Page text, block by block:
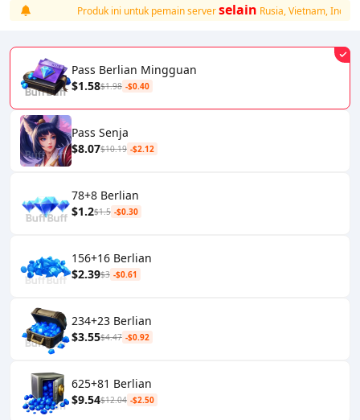
Produk ini untuk pemain serverselainRusia, Vietnam,
Pass Berlian Mingguan
$1.58$1.98 -$0.40
Pass Senja
$8.07$10.19 -$2.12
78+8 Berlian
$1.2$1.5 -$0.30
156+16 Berlian
$2.39$3 -$0.61
234+23 Berlian
$3.55$4.47 -$0.92
625+81 Berlian
$9.54$12.04 -$2.50